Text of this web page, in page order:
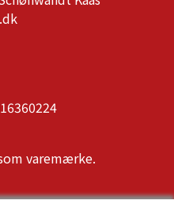
varemærke.